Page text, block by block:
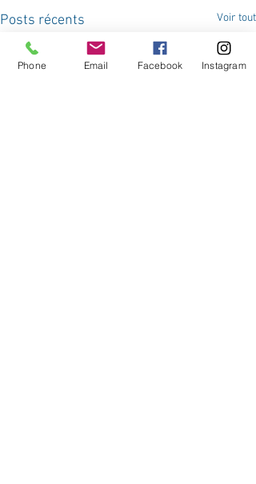
Posts récents Voir tout
Phone Email Facebook Instagram